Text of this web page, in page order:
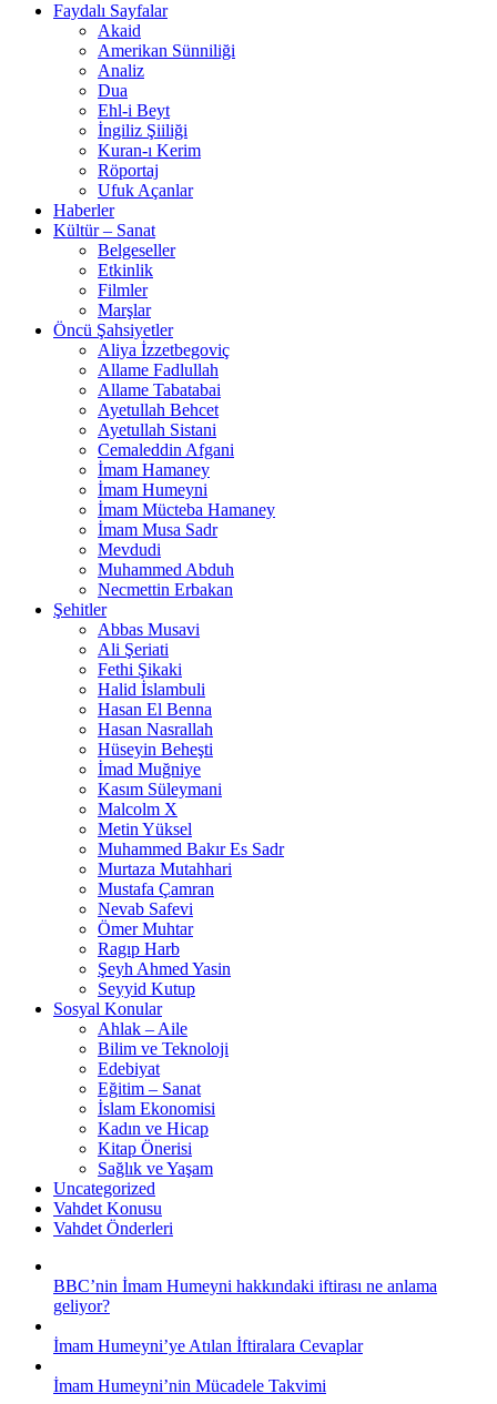
Faydalı Sayfalar
Akaid
Amerikan Sünniliği
Analiz
Dua
Ehl-i Beyt
İngiliz Şiiliği
Kuran-ı Kerim
Röportaj
Ufuk Açanlar
Haberler
Kültür – Sanat
Belgeseller
Etkinlik
Filmler
Marşlar
Öncü Şahsiyetler
Aliya İzzetbegoviç
Allame Fadlullah
Allame Tabatabai
Ayetullah Behcet
Ayetullah Sistani
Cemaleddin Afgani
İmam Hamaney
İmam Humeyni
İmam Mücteba Hamaney
İmam Musa Sadr
Mevdudi
Muhammed Abduh
Necmettin Erbakan
Şehitler
Abbas Musavi
Ali Şeriati
Fethi Şikaki
Halid İslambuli
Hasan El Benna
Hasan Nasrallah
Hüseyin Beheşti
İmad Muğniye
Kasım Süleymani
Malcolm X
Metin Yüksel
Muhammed Bakır Es Sadr
Murtaza Mutahhari
Mustafa Çamran
Nevab Safevi
Ömer Muhtar
Ragıp Harb
Şeyh Ahmed Yasin
Seyyid Kutup
Sosyal Konular
Ahlak – Aile
Bilim ve Teknoloji
Edebiyat
Eğitim – Sanat
İslam Ekonomisi
Kadın ve Hicap
Kitap Önerisi
Sağlık ve Yaşam
Uncategorized
Vahdet Konusu
Vahdet Önderleri
BBC’nin İmam Humeyni hakkındaki iftirası ne anlama
geliyor?
İmam Humeyni’ye Atılan İftiralara Cevaplar
İmam Humeyni’nin Mücadele Takvimi